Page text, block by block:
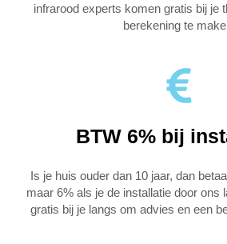
infrarood experts komen gratis bij je
berekening te
BTW 6% bij
Is je huis ouder dan 10 jaar, dan
maar 6% als je de installatie door ons
gratis bij je langs om advies en een